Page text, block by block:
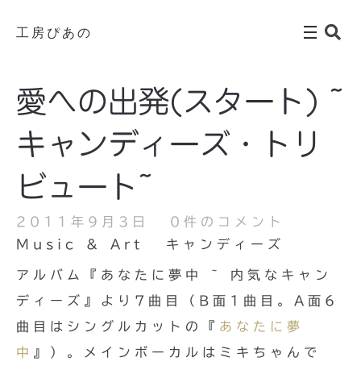
工房ぴあの
愛への出発(スタート) ~
キャンディーズ・トリ
ビュート~
2011年9月3日
0件のコメント
Music & Art
キャンディーズ
アルバム『あなたに夢中 ~ 内気なキャン
ディーズ』より7曲目（B面1曲目。A面6
曲目はシングルカットの『 あなたに夢
中
』）。メインボーカルはミキちゃんで